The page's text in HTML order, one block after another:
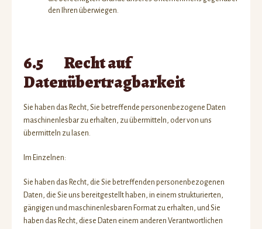
den Ihren überwiegen.
6.5 Recht auf
Datenübertragbarkeit
Sie haben das Recht, Sie betreffende personenbezogene Daten
maschinenlesbar zu erhalten, zu übermitteln, oder von uns
übermitteln zu lasen.
Im Einzelnen:
Sie haben das Recht, die Sie betreffenden personenbezogenen
Daten, die Sie uns bereitgestellt haben, in einem strukturierten,
gängigen und maschinenlesbaren Format zu erhalten, und Sie
haben das Recht, diese Daten einem anderen Verantwortlichen